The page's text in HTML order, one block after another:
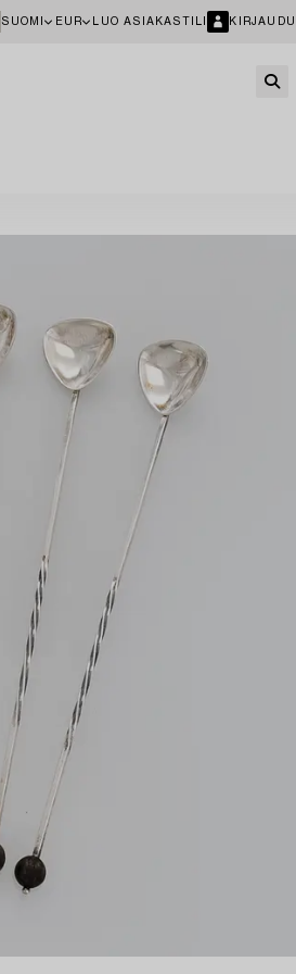
SUOMI EUR LUO ASIAKASTILI KIRJAUDU